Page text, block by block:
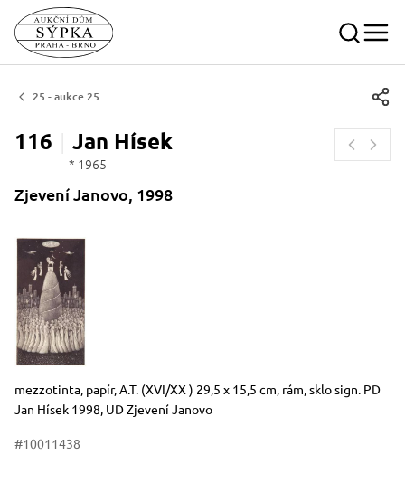
25 - aukce 25
116 Jan Hísek
* 1965
Zjevení Janovo, 1998
Rozměry
Stručný popis předmětu
mezzotinta, papír, A.T. (XVI/XX ) 29,5 x 15,5 cm, rám, sklo sign. PD
Jan Hísek 1998, UD Zjevení Janovo
#10011438